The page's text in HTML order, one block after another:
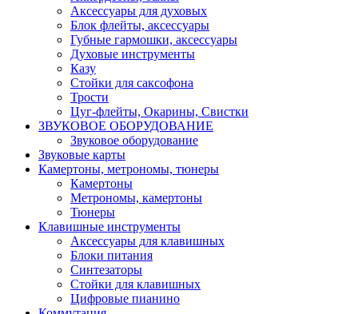
Аксессуары для духовых
Блок флейты, аксессуары
Губные гармошки, аксессуары
Духовые инструменты
Казу
Стойки для саксофона
Трости
Цуг-флейты, Окарины, Свистки
ЗВУКОВОЕ ОБОРУДОВАНИЕ
Звуковое оборудование
Звуковые карты
Камертоны, метрономы, тюнеры
Камертоны
Метрономы, камертоны
Тюнеры
Клавишные инструменты
Аксессуары для клавишных
Блоки питания
Синтезаторы
Стойки для клавишных
Цифровые пианино